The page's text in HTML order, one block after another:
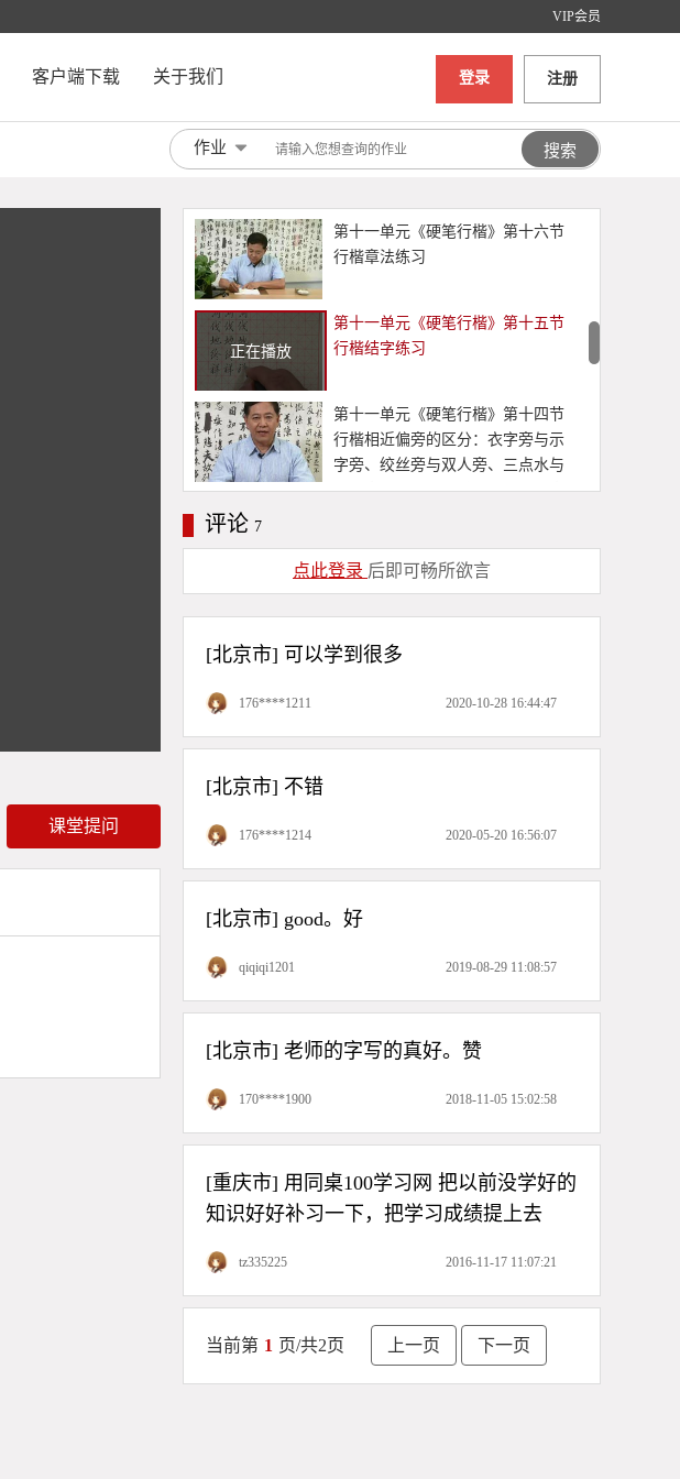
VIP会员
客户端下载 关于我们 登录 注册
作业
课堂提问
行楷常用偏旁举例（8）：单耳旁、
双耳旁、立刀旁、三撇旁、反文
旁、欠字旁
第十一单元《硬笔行楷》第十一节
行楷常用偏旁举例（7）：车字旁、
第十一单元《硬笔行楷》第十六节
行楷章法练习
正在播放
第十一单元《硬笔行楷》第十五节
行楷结字练习
第十一单元《硬笔行楷》第十四节
行楷相近偏旁的区分：衣字旁与示
字旁、绞丝旁与双人旁、三点水与
言字旁、草字头与前字头、木字旁
第五单元《欧楷左右、左中右结构
合体字的书写（一）》第九课 立刀
旁、右耳旁
字旁 、力字旁
第十九单元《赵孟頫<三门记>临
第十九单元《赵孟頫<三门记>临
第十九单元《赵孟頫<三门记>临
第十五单元《名作赏试》第四课 对
联
评论 7
点此登录 后即可畅所欲言
[北京市] 可以学到很多
176****1211 2020-10-28 16:44:47
[北京市] 不错
176****1214 2020-05-20 16:56:07
[北京市] good。好
qiqiqi1201 2019-08-29 11:08:57
[北京市] 老师的字写的真好。赞
170****1900 2018-11-05 15:02:58
[重庆市] 用同桌100学习网 把以前没学好的
知识好好补习一下，把学习成绩提上去
tz335225 2016-11-17 11:07:21
当前第 1 页/共2页 上一页 下一页